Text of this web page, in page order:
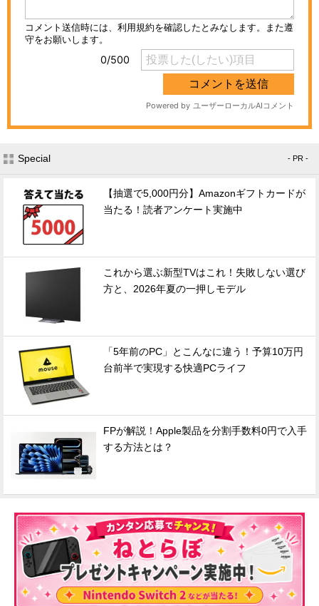
Special - PR -
【抽選で5,000円分】Amazonギフトカードが
当たる！読者アンケート実施中
これから選ぶ新型TVはこれ！失敗しない選び
方と、2026年夏の一押しモデル
「5年前のPC」とこんなに違う！予算10万円
台前半で実現する快適PCライフ
FPが解説！Apple製品を分割手数料0円で入手
する方法とは？